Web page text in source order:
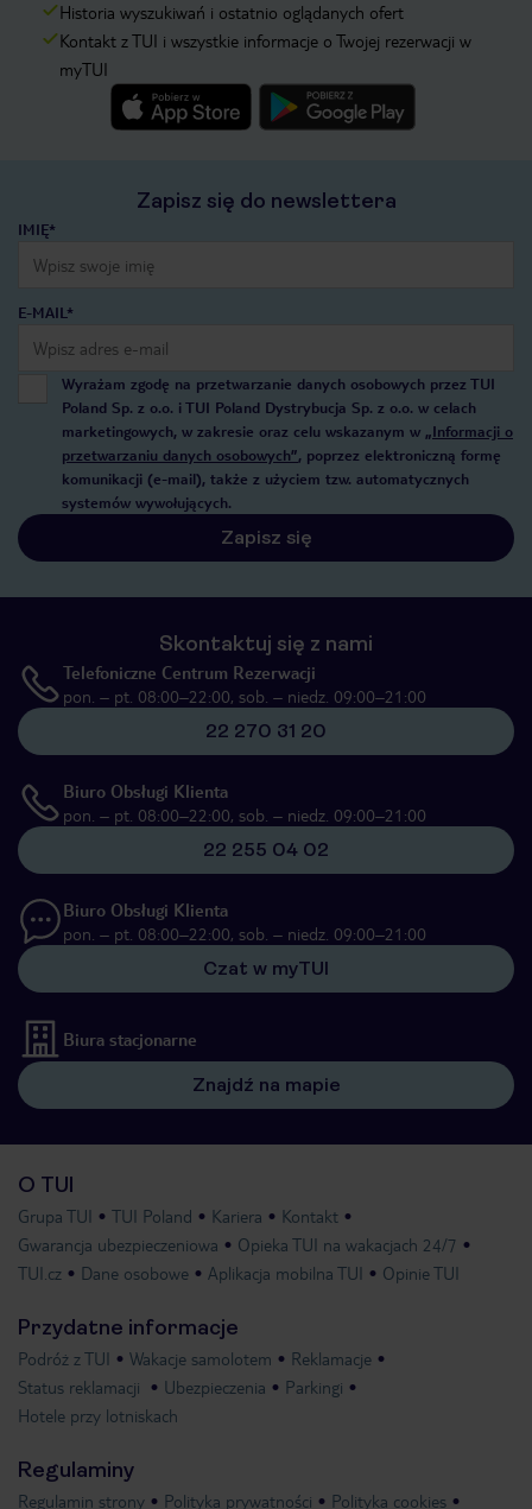
Historia wyszukiwań i ostatnio oglądanych ofert
Kontakt z TUI i wszystkie informacje o Twojej rezerwacji w
myTUI
Zapisz się do newslettera
IMIĘ*
E-MAIL*
Wyrażam zgodę na przetwarzanie danych osobowych przez TUI
Poland Sp. z o.o. i TUI Poland Dystrybucja Sp. z o.o. w celach
marketingowych, w zakresie oraz celu wskazanym w „Informacji o
przetwarzaniu danych osobowych”, poprzez elektroniczną formę
komunikacji (e-mail), także z użyciem tzw. automatycznych
systemów wywołujących.
Zapisz się
Skontaktuj się z nami
Telefoniczne Centrum Rezerwacji
pon. – pt. 08:00–22:00, sob. – niedz. 09:00–21:00
22 270 31 20
Biuro Obsługi Klienta
pon. – pt. 08:00–22:00, sob. – niedz. 09:00–21:00
22 255 04 02
Biuro Obsługi Klienta
pon. – pt. 08:00–22:00, sob. – niedz. 09:00–21:00
Czat w myTUI
Biura stacjonarne
Znajdź na mapie
O TUI
Grupa TUI TUI Poland Kariera
Kontakt
Gwarancja ubezpieczeniowa
Opieka TUI na wakacjach 24/7
TUI.cz
Dane osobowe Aplikacja mobilna TUI Opinie TUI
Przydatne informacje
Podróż z TUI Wakacje samolotem
Reklamacje
Status reklamacji
Ubezpieczenia
Parkingi
Hotele przy lotniskach
Regulaminy
Regulamin strony Polityka prywatności Polityka cookies